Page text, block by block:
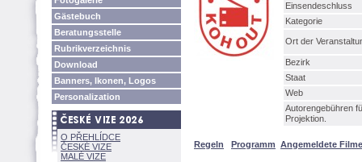
Gästebuch
Beratungsstelle
Rubrikverzeichnis
Download
Banners, Ikonen, Logos
Personalization
O PŘEHLÍDCE
ČESKÉ VIZE
MALÉ VIZE
Einsendeschluss
Kategorie
Ort der
Bezirk
Staat
Web
Autorengebühren
Projektion.
Regeln Programm Angemeldete Filme